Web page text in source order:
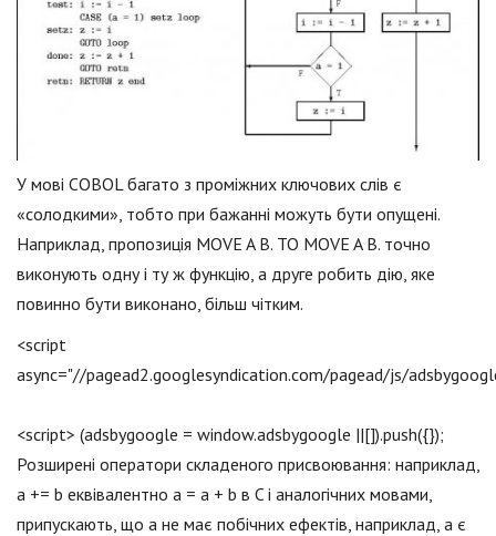
У мові COBOL багато з проміжних ключових слів є
«солодкими», тобто при бажанні можуть бути опущені.
Наприклад, пропозиція MOVE A B. TO MOVE A B. точно
виконують одну і ту ж функцію, а друге робить дію, яке
повинно бути виконано, більш чітким.
<script
async="//pagead2.googlesyndication.com/pagead/js/
<script> (adsbygoogle = window.adsbygoogle ||[]).push({});
Розширені оператори складеного присвоювання: наприклад,
a += b еквівалентно a = a + b в C і аналогічних мовами,
припускають, що a не має побічних ефектів, наприклад, a є